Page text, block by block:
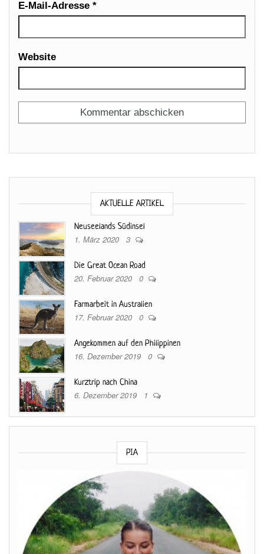
E-Mail-Adresse *
Website
AKTUELLE ARTIKEL
Neuseelands Südinsel
1. März 2020 3
Die Great Ocean Road
20. Februar 2020 0
Farmarbeit in Australien
17. Februar 2020 0
Angekommen auf den Philippinen
16. Dezember 2019 0
Kurztrip nach China
6. Dezember 2019 1
PIA